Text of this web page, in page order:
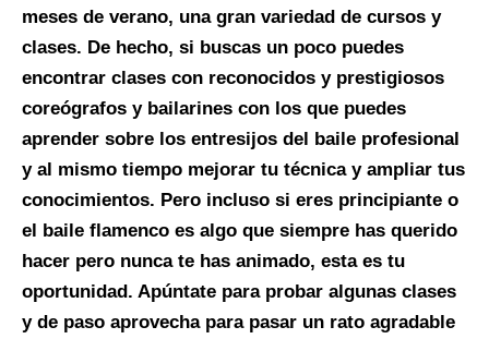
meses de verano, una gran variedad de cursos y
clases. De hecho, si buscas un poco puedes
encontrar clases con reconocidos y prestigiosos
coreógrafos y bailarines con los que puedes
aprender sobre los entresijos del baile profesional
y al mismo tiempo mejorar tu técnica y ampliar tus
conocimientos. Pero incluso si eres principiante o
el baile flamenco es algo que siempre has querido
hacer pero nunca te has animado, esta es tu
oportunidad. Apúntate para probar algunas clases
y de paso aprovecha para pasar un rato agradable